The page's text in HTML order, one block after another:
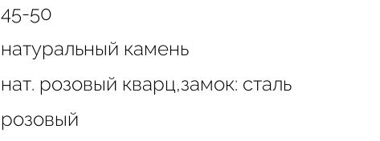
45-50
натуральный камень
нат. розовый кварц,замок: сталь
розовый